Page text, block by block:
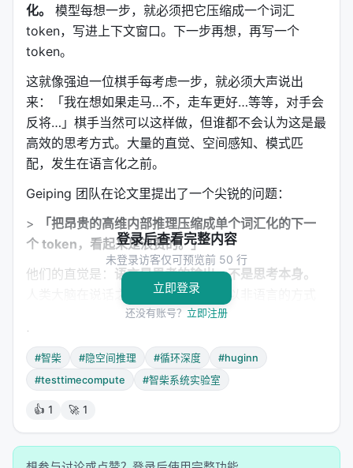
化。
模型每想一步，就必须把它压缩成一个词汇
token，写进上下文窗口。下一步再想，再写一个
token。
这就像强迫一位棋手每考虑一步，就必须大声说出
来：「我在想如果走马…不，走车更好…等等，对手会
反将…」棋手当然可以这样做，但谁都不会认为这是最
高效的思考方式。大量的直觉、空间感知、模式匹
配，发生在语言化之前。
Geiping 团队在论文里提出了一个尖锐的问题：
>
「把昂贵的高维内部推理压缩成单个词汇化的下一
个 token，看起来是浪费的。」
他们的直觉是： 语言是思考的输出，不是思考本身。
人类大脑在说话之前，神经元已经在以非语言的方式
「计算」了。那么，为什么不让模型也在它的「神经
元世界」——隐空间里——多转几圈，再开口？
---
3. 循环深度：一个会「飞」的 Transformer 🔄
Huginn 的架构出奇地优雅。它把 Transformer 切成
三段：
登录后查看完整内容
未登录访客仅可预览前 50 行
立即登录
还没有账号？ 立即注册
#智柴 #隐空间推理 #循环深度
#huginn
#testtimecompute
#智柴系统实验室
👍 1 🚀 1